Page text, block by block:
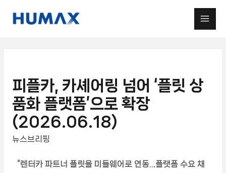
피플카, 카셰어링 넘어 ‘플릿 상
품화 플랫폼’으로 확장
(2026.06.18)
뉴스브리핑
“렌터카 파트너 플릿을 미들웨어로 연동…플랫폼 수요 채